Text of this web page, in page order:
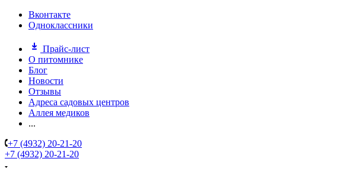
Вконтакте
Одноклассники
Прайс-лист
О питомнике
Блог
Новости
Отзывы
Адреса садовых центров
Аллея медиков
...
+7 (4932) 20-21-20
+7 (4932) 20-21-20